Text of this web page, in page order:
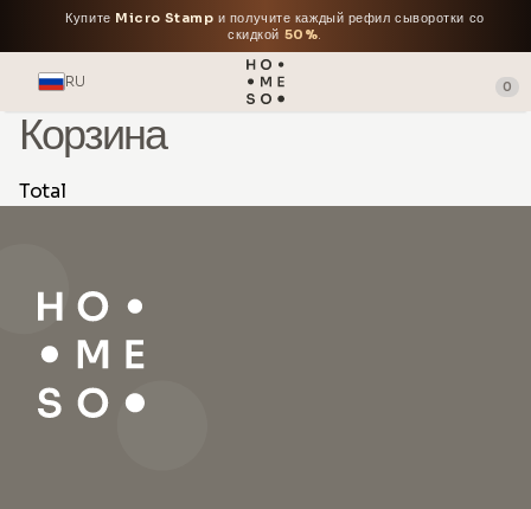
Купите Micro Stamp и получите каждый рефил сыворотки со
скидкой 50%.
RU 0
Корзина
Total